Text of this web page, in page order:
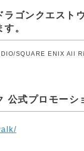
ラゴンクエスト
。
SQUARE ENIX All
公式プロモー